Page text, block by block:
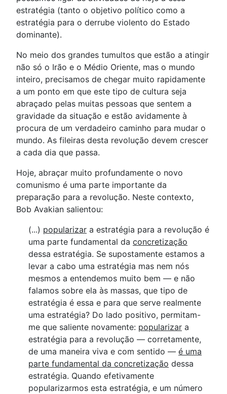
estratégia (tanto o objetivo político como a
estratégia para o derrube violento do Estado
dominante).
No meio dos grandes tumultos que estão a atingir
não só o Irão e o Médio Oriente, mas o mundo
inteiro, precisamos de chegar muito rapidamente
a um ponto em que este tipo de cultura seja
abraçado pelas muitas pessoas que sentem a
gravidade da situação e estão avidamente à
procura de um verdadeiro caminho para mudar o
mundo. As fileiras desta revolução devem crescer
a cada dia que passa.
Hoje, abraçar muito profundamente o novo
comunismo é uma parte importante da
preparação para a revolução. Neste contexto,
Bob Avakian salientou:
(...) popularizar a estratégia para a revolução é
uma parte fundamental da concretização
dessa estratégia. Se supostamente estamos a
levar a cabo uma estratégia mas nem nós
mesmos a entendemos muito bem — e não
falamos sobre ela às massas, que tipo de
estratégia é essa e para que serve realmente
uma estratégia? Do lado positivo, permitam-
me que saliente novamente: popularizar a
estratégia para a revolução — corretamente,
de uma maneira viva e com sentido — é uma
parte fundamental da concretização dessa
estratégia. Quando efetivamente
popularizarmos esta estratégia, e um número